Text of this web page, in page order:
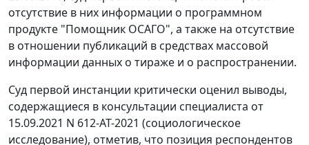
отсутствие в них информации о программном
продукте "Помощник ОСАГО", а также на отсутствие
в отношении публикаций в средствах массовой
информации данных о тираже и о распространении.
Суд первой инстанции критически оценил выводы,
содержащиеся в консультации специалиста от
15.09.2021 N 612-АТ-2021 (социологическое
исследование), отметив, что позиция респондентов